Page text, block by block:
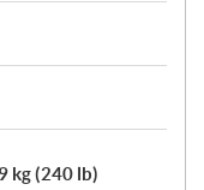
kg (240 lb)